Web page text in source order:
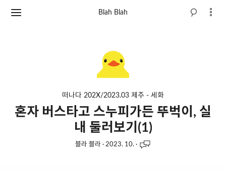
Blah Blah
떠나다 202X/2023.03 제주 - 세화
혼자 버스타고 스누피가든 뚜벅이, 실
내 둘러보기(1)
블라 블라 · 2023. 10. ·